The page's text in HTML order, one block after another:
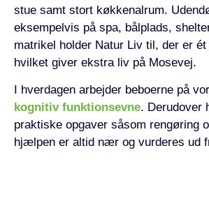
stue samt stort køkkenalrum.
eksempelvis på spa, bålplads,
matrikel holder Natur Liv til, der er
hvilket giver ekstra liv på Mosevej.
I hverdagen arbejder beboerne på
kognitiv funktionsevne. Derudover
praktiske opgaver såsom rengøring
hjælpen er altid nær og vurderes ud